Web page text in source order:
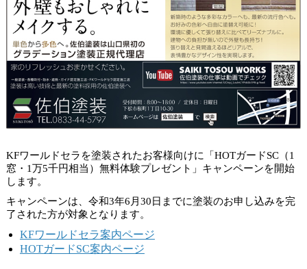
KFワールドセラを塗装されたお客様向けに「HOTガードSC（1
窓・1万5千円相当）無料体験プレゼント」キャンペーンを開始
します。
キャンペーンは、 令和3年6月30日 までに塗装のお申し込みを完
了された方が対象となります。
KFワールドセラ案内ページ
HOTガードSC案内ページ